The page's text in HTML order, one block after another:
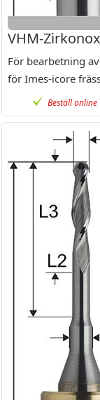
VHM-
För bearbetning
för Imes-icore
Beställ online